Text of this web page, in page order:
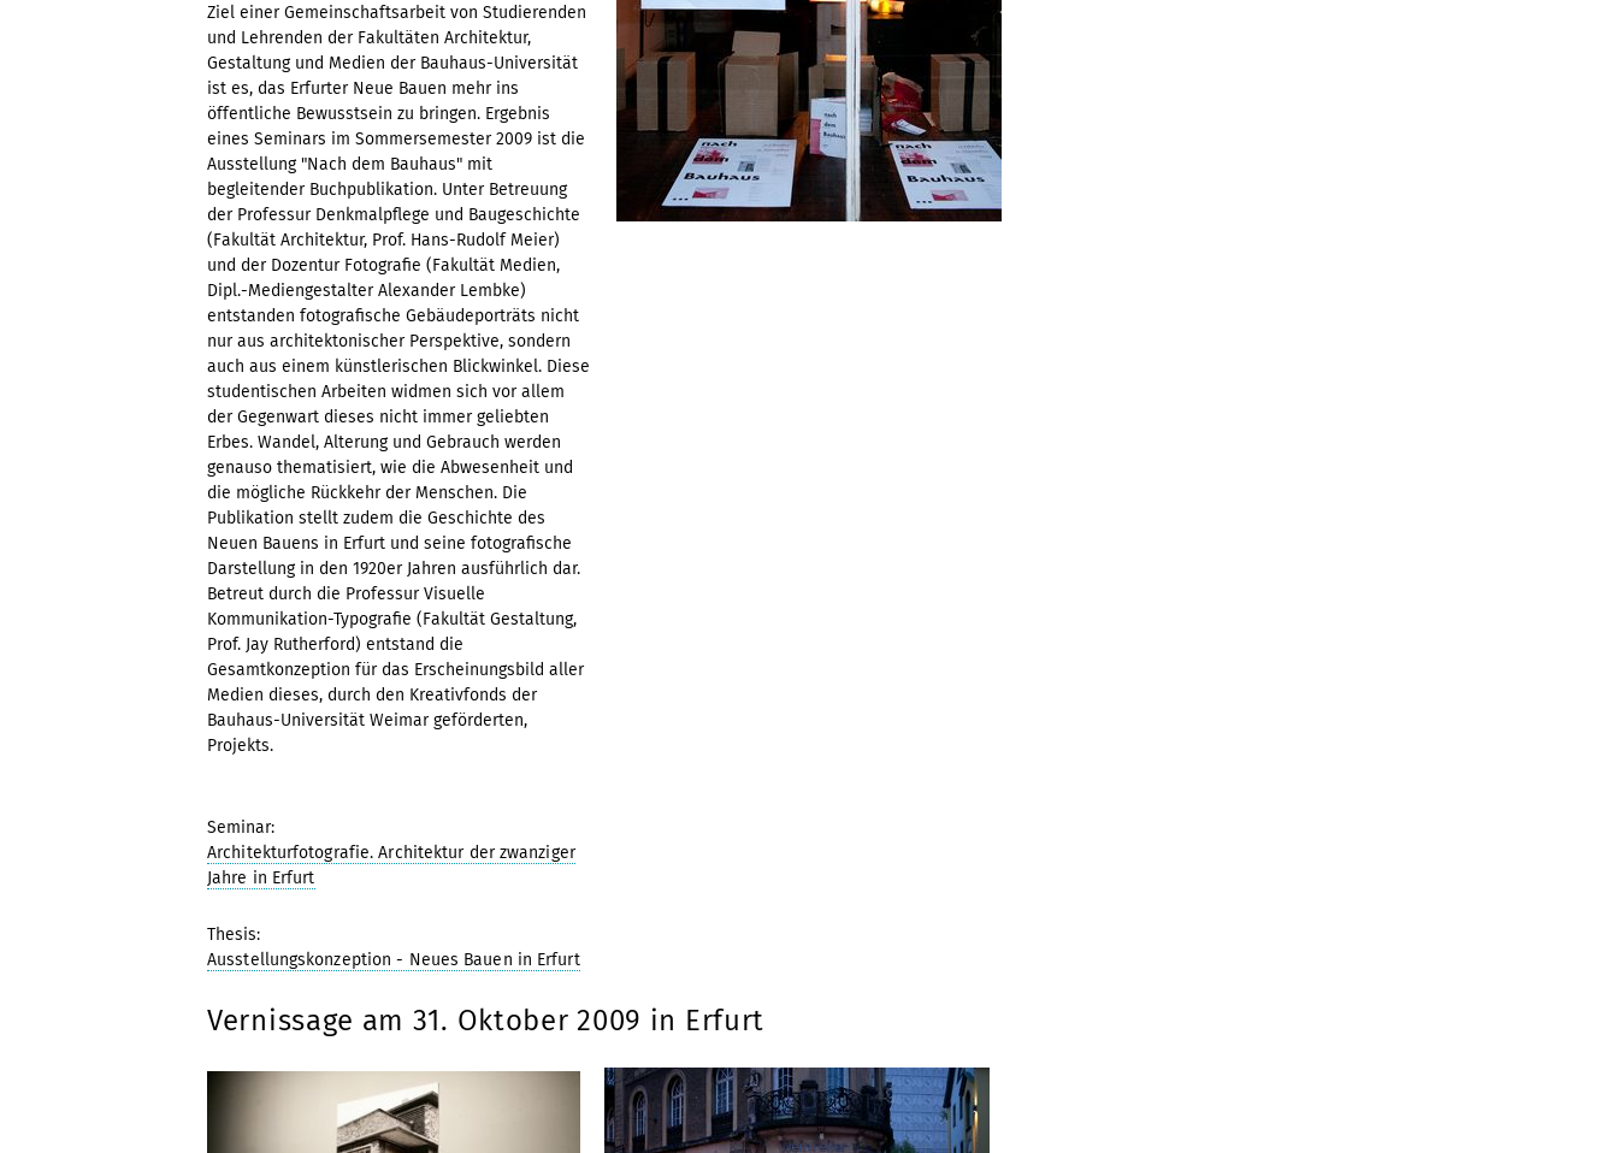
Ziel einer Gemeinschaftsarbeit von Studierenden
und Lehrenden der Fakultäten Architektur,
Gestaltung und Medien der Bauhaus-Universität
ist es, das Erfurter Neue Bauen mehr ins
öffentliche Bewusstsein zu bringen. Ergebnis
eines Seminars im Sommersemester 2009 ist die
Ausstellung "Nach dem Bauhaus" mit
begleitender Buchpublikation. Unter Betreuung
der Professur Denkmalpflege und Baugeschichte
(Fakultät Architektur, Prof. Hans-Rudolf Meier)
und der Dozentur Fotografie (Fakultät Medien,
Dipl.-Mediengestalter Alexander Lembke)
entstanden fotografische Gebäudeporträts nicht
nur aus architektonischer Perspektive, sondern
auch aus einem künstlerischen Blickwinkel. Diese
studentischen Arbeiten widmen sich vor allem
der Gegenwart dieses nicht immer geliebten
Erbes. Wandel, Alterung und Gebrauch werden
genauso thematisiert, wie die Abwesenheit und
die mögliche Rückkehr der Menschen. Die
Publikation stellt zudem die Geschichte des
Neuen Bauens in Erfurt und seine fotografische
Darstellung in den 1920er Jahren ausführlich dar.
Betreut durch die Professur Visuelle
Kommunikation-Typografie (Fakultät Gestaltung,
Prof. Jay Rutherford) entstand die
Gesamtkonzeption für das Erscheinungsbild aller
Medien dieses, durch den Kreativfonds der
Bauhaus-Universität Weimar geförderten,
Projekts.
Seminar:
Architekturfotografie. Architektur der zwanziger
Jahre in Erfurt
Thesis:
Ausstellungskonzeption - Neues Bauen in Erfurt
Vernissage am 31. Oktober 2009 in Erfurt